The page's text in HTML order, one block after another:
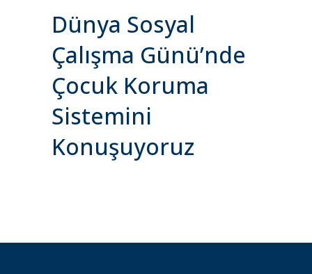
Dünya Sosyal
Çalışma Günü’nde
Çocuk Koruma
Sistemini
Konuşuyoruz